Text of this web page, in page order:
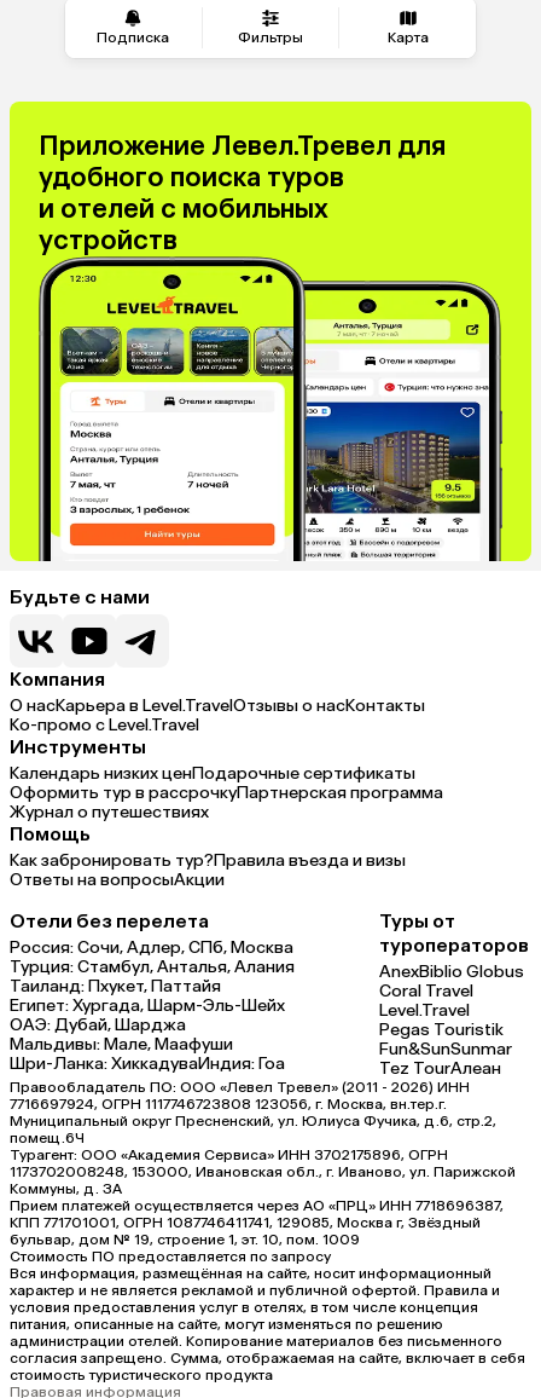
Подписка Фильтры Карта
Приложение Левел.Тревел для
удобного поиска туров
и отелей с мобильных
устройств
Будьте с нами
Компания
О насКарьера в Level.TravelОтзывы о насКонтакты
Ко-промо с Level.Travel
Инструменты
Календарь низких ценПодарочные сертификаты
Оформить тур в рассрочкуПартнерская программа
Журнал о путешествиях
Помощь
Как забронировать тур?Правила въезда и визы
Ответы на вопросыАкции
Отели без перелета
Россия:Сочи,Адлер,СПб,Москва
Турция:Стамбул,Анталья,Алания
Таиланд:Пхукет,Паттайя
Египет:Хургада,Шарм-Эль-Шейх
ОАЭ:Дубай,Шарджа
Мальдивы:Мале,Маафуши
Шри-Ланка:ХиккадуваИндия:Гоа
Туры от
туроператоров
AnexBiblio Globus
Coral Travel
Level.Travel
Pegas Touristik
Fun&SunSunmar
Tez TourАлеан
Правообладатель ПО: ООО «Левел Тревел» (2011 - 2026) ИНН
7716697924, ОГРН 1117746723808 123056, г. Москва, вн.тер.г.
Муниципальный округ Пресненский, ул. Юлиуса Фучика, д.6, стр.2,
помещ.6Ч
Турагент: ООО «Академия Сервиса» ИНН 3702175896, ОГРН
1173702008248, 153000, Ивановская обл., г. Иваново, ул. Парижской
Коммуны, д. ЗА
Прием платежей осуществляется через АО «ПРЦ» ИНН 7718696387,
КПП 771701001, ОГРН 1087746411741, 129085, Москва г, Звёздный
бульвар, дом № 19, строение 1, эт. 10, пом. 1009
Стоимость ПО предоставляется по запросу
Вся информация, размещённая на сайте, носит информационный
характер и не является рекламой и публичной офертой. Правила и
условия предоставления услуг в отелях, в том числе концепция
питания, описанные на сайте, могут изменяться по решению
администрации отелей. Копирование материалов без письменного
согласия запрещено. Сумма, отображаемая на сайте, включает в себя
стоимость туристического продукта
Правовая информация